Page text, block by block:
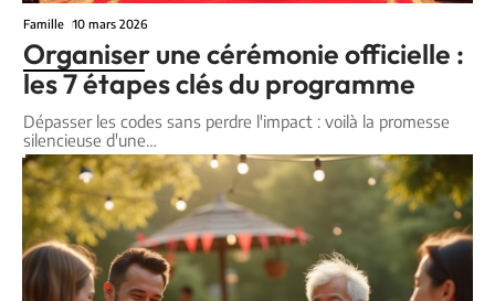
Famille 10 mars 2026
Organiser une cérémonie officielle :
les 7 étapes clés du programme
Dépasser les codes sans perdre l'impact : voilà la promesse
silencieuse d'une…